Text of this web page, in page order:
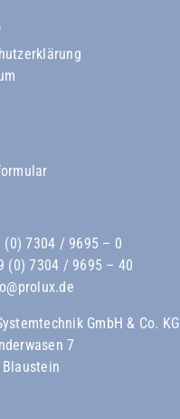
(0) 7304 / 9695 – 0
(0) 7304 / 9695 – 40
GmbH & Co. KG
7
Blaustein